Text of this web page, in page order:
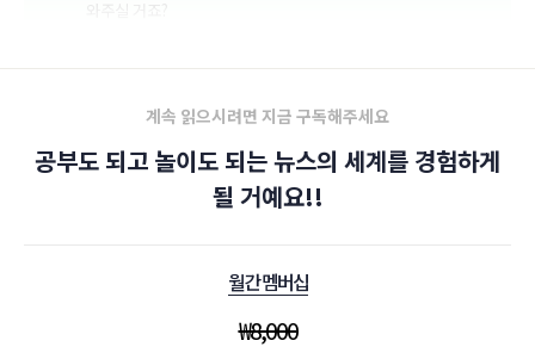
계속 읽으시려면 지금 구독해주세요
공부도 되고 놀이도 되는 뉴스의 세계를 경험하게
될 거예요!!
월간 멤버십
₩8,000